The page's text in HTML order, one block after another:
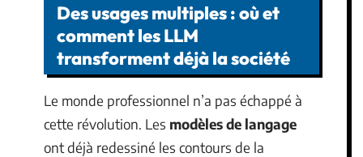
Des usages multiples : où et
comment les LLM
transforment déjà la société
Le monde professionnel n’a pas échappé à
cette révolution. Les modèles de langage
ont déjà redessiné les contours de la